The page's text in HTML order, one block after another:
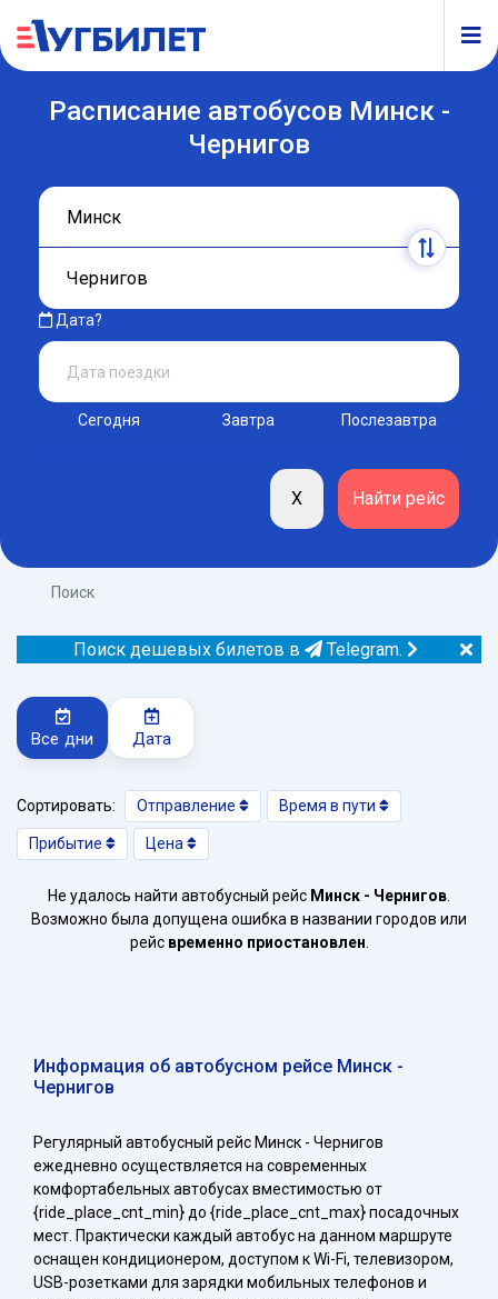
Расписание автобусов Минск -
Чернигов
Дата?
Сегодня Завтра Послезавтра
Поиск
Поиск дешевых билетов в Telegram.
Все дни Дата
Сортировать: Отправление Время в пути
Прибытие Цена
Не удалось найти автобусный рейс Минск - Чернигов
Возможно была допущена ошибка в названии городов или
рейс временно приостановлен
Информация об автобусном рейсе Минск -
Чернигов
Регулярный автобусный рейс Минск - Чернигов
ежедневно осуществляется на современных
комфортабельных автобусах вместимостью от
{ride_place_cnt_min} до {ride_place_cnt_max} посадочных
мест. Практически каждый автобус на данном маршруте
оснащен кондиционером, доступом к Wi-Fi, телевизором,
USB-розетками для зарядки мобильных телефонов и